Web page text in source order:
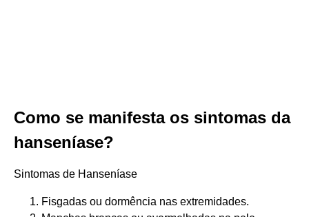
Como se manifesta os sintomas da
hanseníase?
Sintomas de Hanseníase
Fisgadas ou dormência nas extremidades.